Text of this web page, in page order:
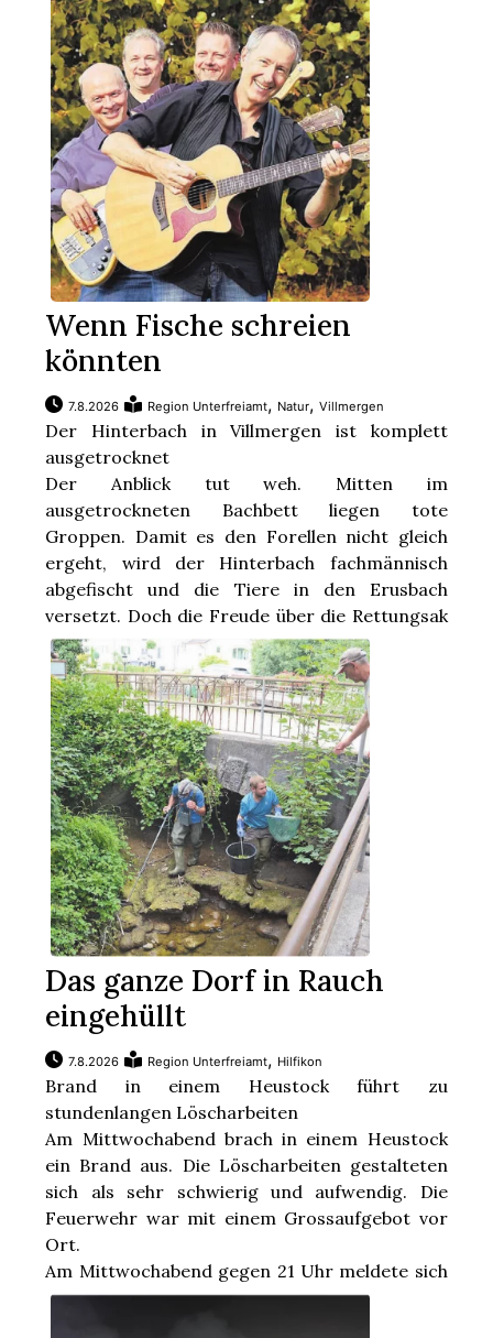
Wenn Fische schreien
könnten
7.8.2026 Region Unterfreiamt, Natur,Villmergen
Der Hinterbach in Villmergen ist komplett
ausgetrocknet
Der Anblick tut weh. Mitten im
ausgetrockneten Bachbett liegen tote
Groppen. Damit es den Forellen nicht gleich
ergeht, wird der Hinterbach fachmännisch
abgefischt und die Tiere in den Erusbach
versetzt. Doch die Freude über die Rettungsak
...
Das ganze Dorf in Rauch
eingehüllt
7.8.2026 Region Unterfreiamt, Hilfikon
Brand in einem Heustock führt zu
stundenlangen Löscharbeiten
Am Mittwochabend brach in einem Heustock
ein Brand aus. Die Löscharbeiten gestalteten
sich als sehr schwierig und aufwendig. Die
Feuerwehr war mit einem Grossaufgebot vor
Ort.
Am Mittwochabend gegen 21 Uhr meldete sich
...